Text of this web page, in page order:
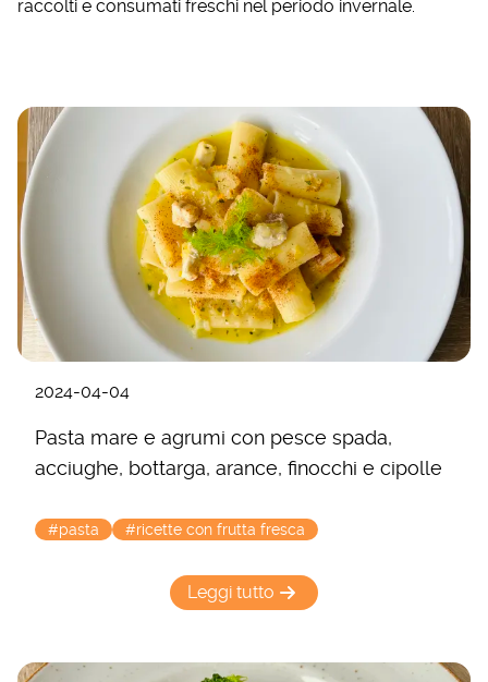
raccolti e consumati freschi nel periodo invernale.
2024-04-04
Pasta mare e agrumi con pesce spada,
acciughe, bottarga, arance, finocchi e cipolle
#pasta #ricette con frutta fresca
Leggi tutto